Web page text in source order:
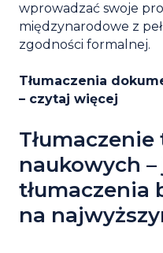
wprowadzać swoje
międzynarodowe z
zgodności formalnej.
Tłumaczenia
– czytaj więcej
naukowych –
tłumaczenia
na